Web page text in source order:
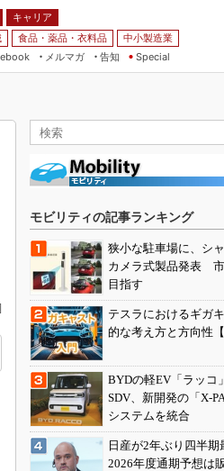
キャリア
食品・薬品・衣料品
中小製造業
ebook
メルマガ
告知 Special
モビリティの記事ランキング
狭小な駐車場に、シ
カメラ式製品発表
目指す
テスラにおけるギガ
的な考え方と方向性【
BYDの軽EV「ラッコ
SDV、新開発の「X-
システムを統合
日産が2年ぶり四半期
2026年度通期予想は